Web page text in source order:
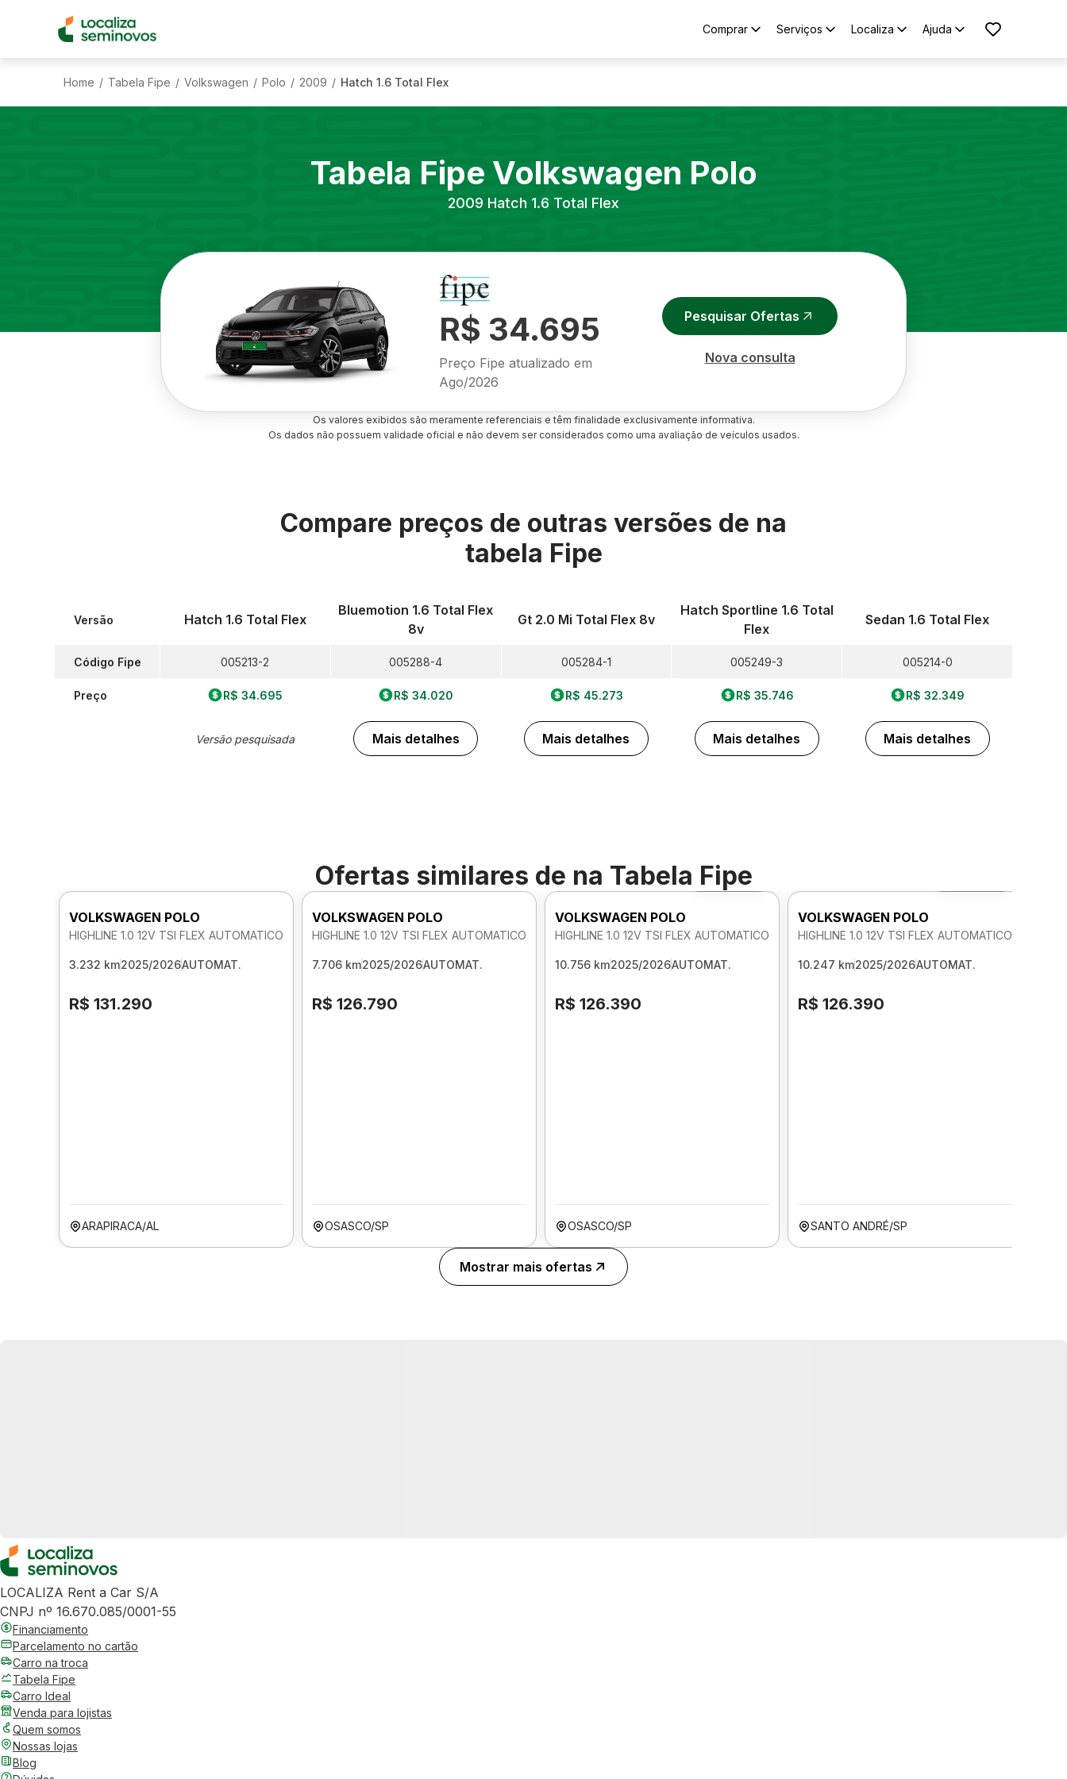
Comprar Serviços Localiza Ajuda
Home / Tabela Fipe / Volkswagen / Polo / 2009 / Hatch 1.6 Total Flex
Tabela Fipe Volkswagen Polo
2009 Hatch 1.6 Total Flex
R$ 34.695
Preço Fipe atualizado em
Ago/2026
Pesquisar Ofertas
Nova consulta
Os valores exibidos são meramente referenciais e têm finalidade exclusivamente informativa.
Os dados não possuem validade oficial e não devem ser considerados como uma avaliação de veículos usados.
Compare preços de outras versões de na
tabela Fipe
Versão
Código Fipe
Preço
Hatch 1.6 Total Flex
005213-2
R$ 34.695
Versão pesquisada
Bluemotion 1.6 Total Flex
8v
005288-4
R$ 34.020
Mais detalhes
Gt 2.0 Mi Total Flex 8v
005284-1
R$ 45.273
Mais detalhes
Hatch Sportline 1.6 Total
Flex
005249-3
R$ 35.746
Mais detalhes
Sedan 1.6 Total Flex
005214-0
R$ 32.349
Mais detalhes
Ofertas similares de na Tabela Fipe
VOLKSWAGEN POLO
HIGHLINE 1.0 12V TSI FLEX AUTOMATICO
3.232 km2025/2026AUTOMAT.
R$ 131.290
ARAPIRACA/AL
VOLKSWAGEN POLO
HIGHLINE 1.0 12V TSI FLEX AUTOMATICO
7.706 km2025/2026AUTOMAT.
R$ 126.790
OSASCO/SP
Foto 360º
VOLKSWAGEN POLO
HIGHLINE 1.0 12V TSI FLEX AUTOMATICO
10.756 km2025/2026AUTOMAT.
R$ 126.390
OSASCO/SP
VOLKSWAGEN POLO
HIGHLINE 1.0 12V TSI FLEX AUTOMATICO
10.247 km2025/2026AUTOMAT.
R$ 126.390
SANTO ANDRÉ/SP
Mostrar mais ofertas
LOCALIZA Rent a Car S/A
CNPJ nº 16.670.085/0001-55
Financiamento
Parcelamento no cartão
Carro na troca
Tabela Fipe
Carro Ideal
Venda para lojistas
Quem somos
Nossas lojas
Blog